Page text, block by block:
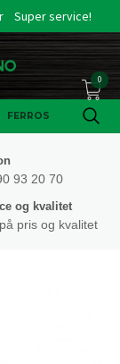
Super service!
0
FERROS
93 20 70
og kvalitet
pris og kvalitet